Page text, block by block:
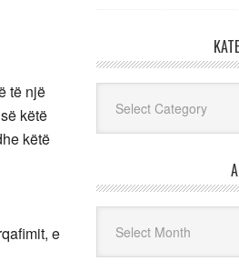
të një
këtë
këtë
e